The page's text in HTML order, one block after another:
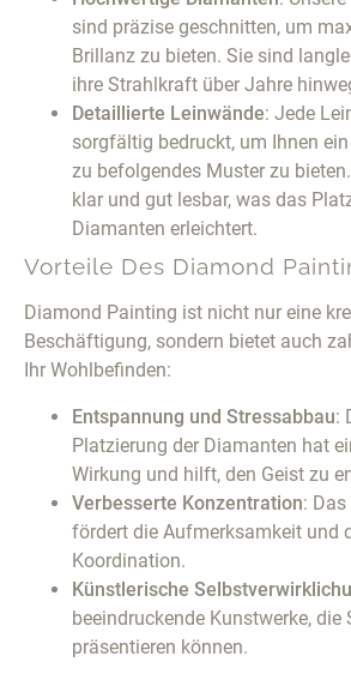
sind präzise geschnitten, um
Brillanz zu bieten. Sie sind
ihre Strahlkraft über Jahre
Detaillierte Leinwände: Jede
sorgfältig bedruckt, um Ihnen
zu befolgendes Muster zu
klar und gut lesbar, was das
Diamanten erleichtert.
Vorteile Des Diamond
Diamond Painting ist nicht nur eine
Beschäftigung, sondern bietet auch
Ihr Wohlbefinden:
Entspannung und Stressabbau:
Platzierung der Diamanten hat
Wirkung und hilft, den Geist zu
Verbesserte Konzentration:
fördert die Aufmerksamkeit und
Koordination.
Künstlerische
beeindruckende Kunstwerke, die
präsentieren können.